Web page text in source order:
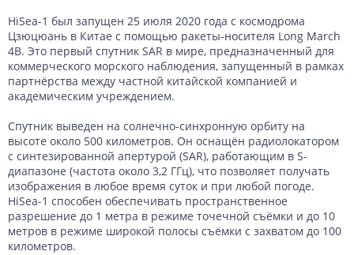
HiSea-1 был запущен 25 июля 2020 года с космодрома
Цзюцюань в Китае с помощью ракеты-носителя Long March
4B. Это первый спутник SAR в мире, предназначенный для
коммерческого морского наблюдения, запущенный в рамках
партнёрства между частной китайской компанией и
академическим учреждением.
Спутник выведен на солнечно-синхронную орбиту на
высоте около 500 километров. Он оснащён радиолокатором
с синтезированной апертурой (SAR), работающим в S-
диапазоне (частота около 3,2 ГГц), что позволяет получать
изображения в любое время суток и при любой погоде.
HiSea-1 способен обеспечивать пространственное
разрешение до 1 метра в режиме точечной съёмки и до 10
метров в режиме широкой полосы съёмки с захватом до 100
километров.